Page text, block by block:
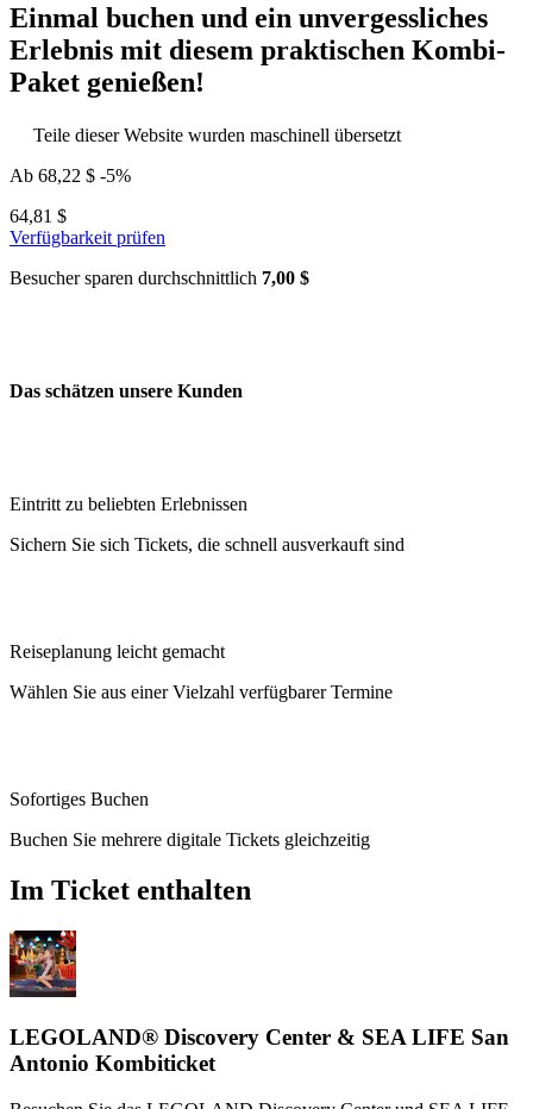
Einmal buchen und ein unvergessliches
Erlebnis mit diesem praktischen Kombi-
Paket genießen!
Teile dieser Website wurden maschinell übersetzt
Ab 68,22 $ -5%
64,81 $
Verfügbarkeit prüfen
Besucher sparen durchschnittlich 7,00 $
Das schätzen unsere Kunden
Eintritt zu beliebten Erlebnissen
Sichern Sie sich Tickets, die schnell ausverkauft sind
Reiseplanung leicht gemacht
Wählen Sie aus einer Vielzahl verfügbarer Termine
Sofortiges Buchen
Buchen Sie mehrere digitale Tickets gleichzeitig
Im Ticket enthalten
LEGOLAND® Discovery Center & SEA LIFE San
Antonio Kombiticket